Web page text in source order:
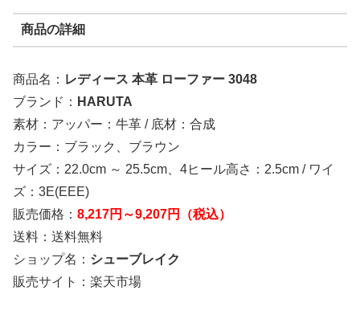
商品の詳細
商品名： レディース 本革 ローファー 3048
ブランド： HARUTA
素材：アッパー：牛革 / 底材：合成
カラー：ブラック、ブラウン
サイズ：22.0cm ～ 25.5cm、4ヒール高さ：2.5cm / ワイ
ズ：3E(EEE)
販売価格： 8,217円～9,207円（税込）
送料：送料無料
ショップ名： シューブレイク
販売サイト：楽天市場